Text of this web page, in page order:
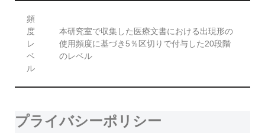
頻
度
レ
ベ
ル
本研究室で収集した医療文書における出現形の
使用頻度に基づき5％区切りで付与した20段階
のレベル
プライバシーポリシー